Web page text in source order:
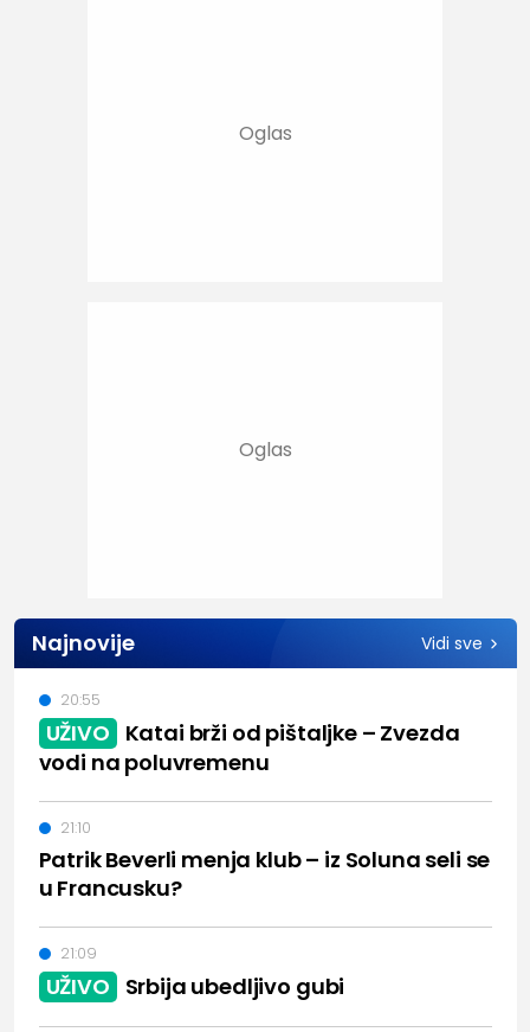
Najnovije Vidi sve
UŽIVO Katai brži od pištaljke – Zvezda
vodi na poluvremenu
20:55
Patrik Beverli menja klub – iz Soluna seli se
u Francusku?
21:10
UŽIVO Srbija ubedljivo gubi
21:09